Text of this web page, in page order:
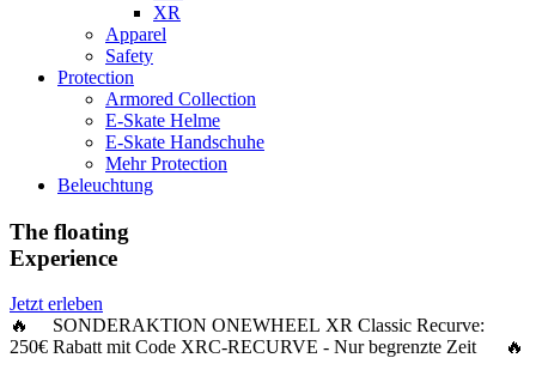
XR
Apparel
Safety
Protection
Armored Collection
E-Skate Helme
E-Skate Handschuhe
Mehr Protection
Beleuchtung
The floating
Experience
Jetzt erleben
🔥 SONDERAKTION ONEWHEEL XR Classic Recurve:
250€ Rabattmit Code XRC-RECURVE - Nur begrenzte Zeit 🔥